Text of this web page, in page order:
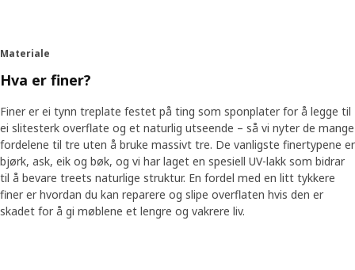
Materiale
Hva er finer?
Finer er ei tynn treplate festet på ting som sponplater for å legge til
ei slitesterk overflate og et naturlig utseende – så vi nyter de mange
fordelene til tre uten å bruke massivt tre. De vanligste finertypene er
bjørk, ask, eik og bøk, og vi har laget en spesiell UV-lakk som bidrar
til å bevare treets naturlige struktur. En fordel med en litt tykkere
finer er hvordan du kan reparere og slipe overflaten hvis den er
skadet for å gi møblene et lengre og vakrere liv.